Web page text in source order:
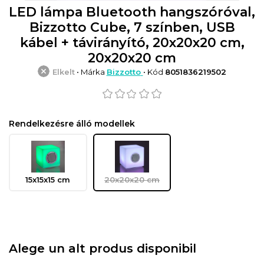
LED lámpa Bluetooth hangszóróval,
Bizzotto Cube, 7 színben, USB
kábel + távirányító, 20x20x20 cm,
20x20x20 cm
Elkelt• Márka Bizzotto • Kód 8051836219502
Rendelkezésre álló modellek
15x15x15 cm 20x20x20 cm
Alege un alt produs disponibil